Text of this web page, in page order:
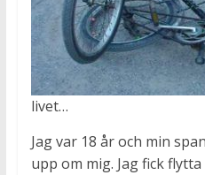
livet…
Jag var 18 år och min
upp om mig. Jag fick